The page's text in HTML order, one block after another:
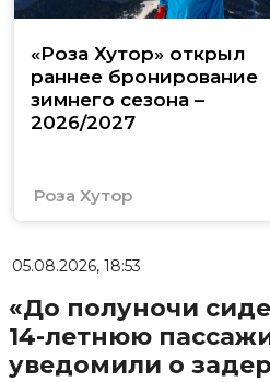
«Роза Хутор» открыл
раннее бронирование
зимнего сезона –
2026/2027
Роза Хутор
05.08.2026, 18:53
«До полуночи
14-летнюю
уведомили о